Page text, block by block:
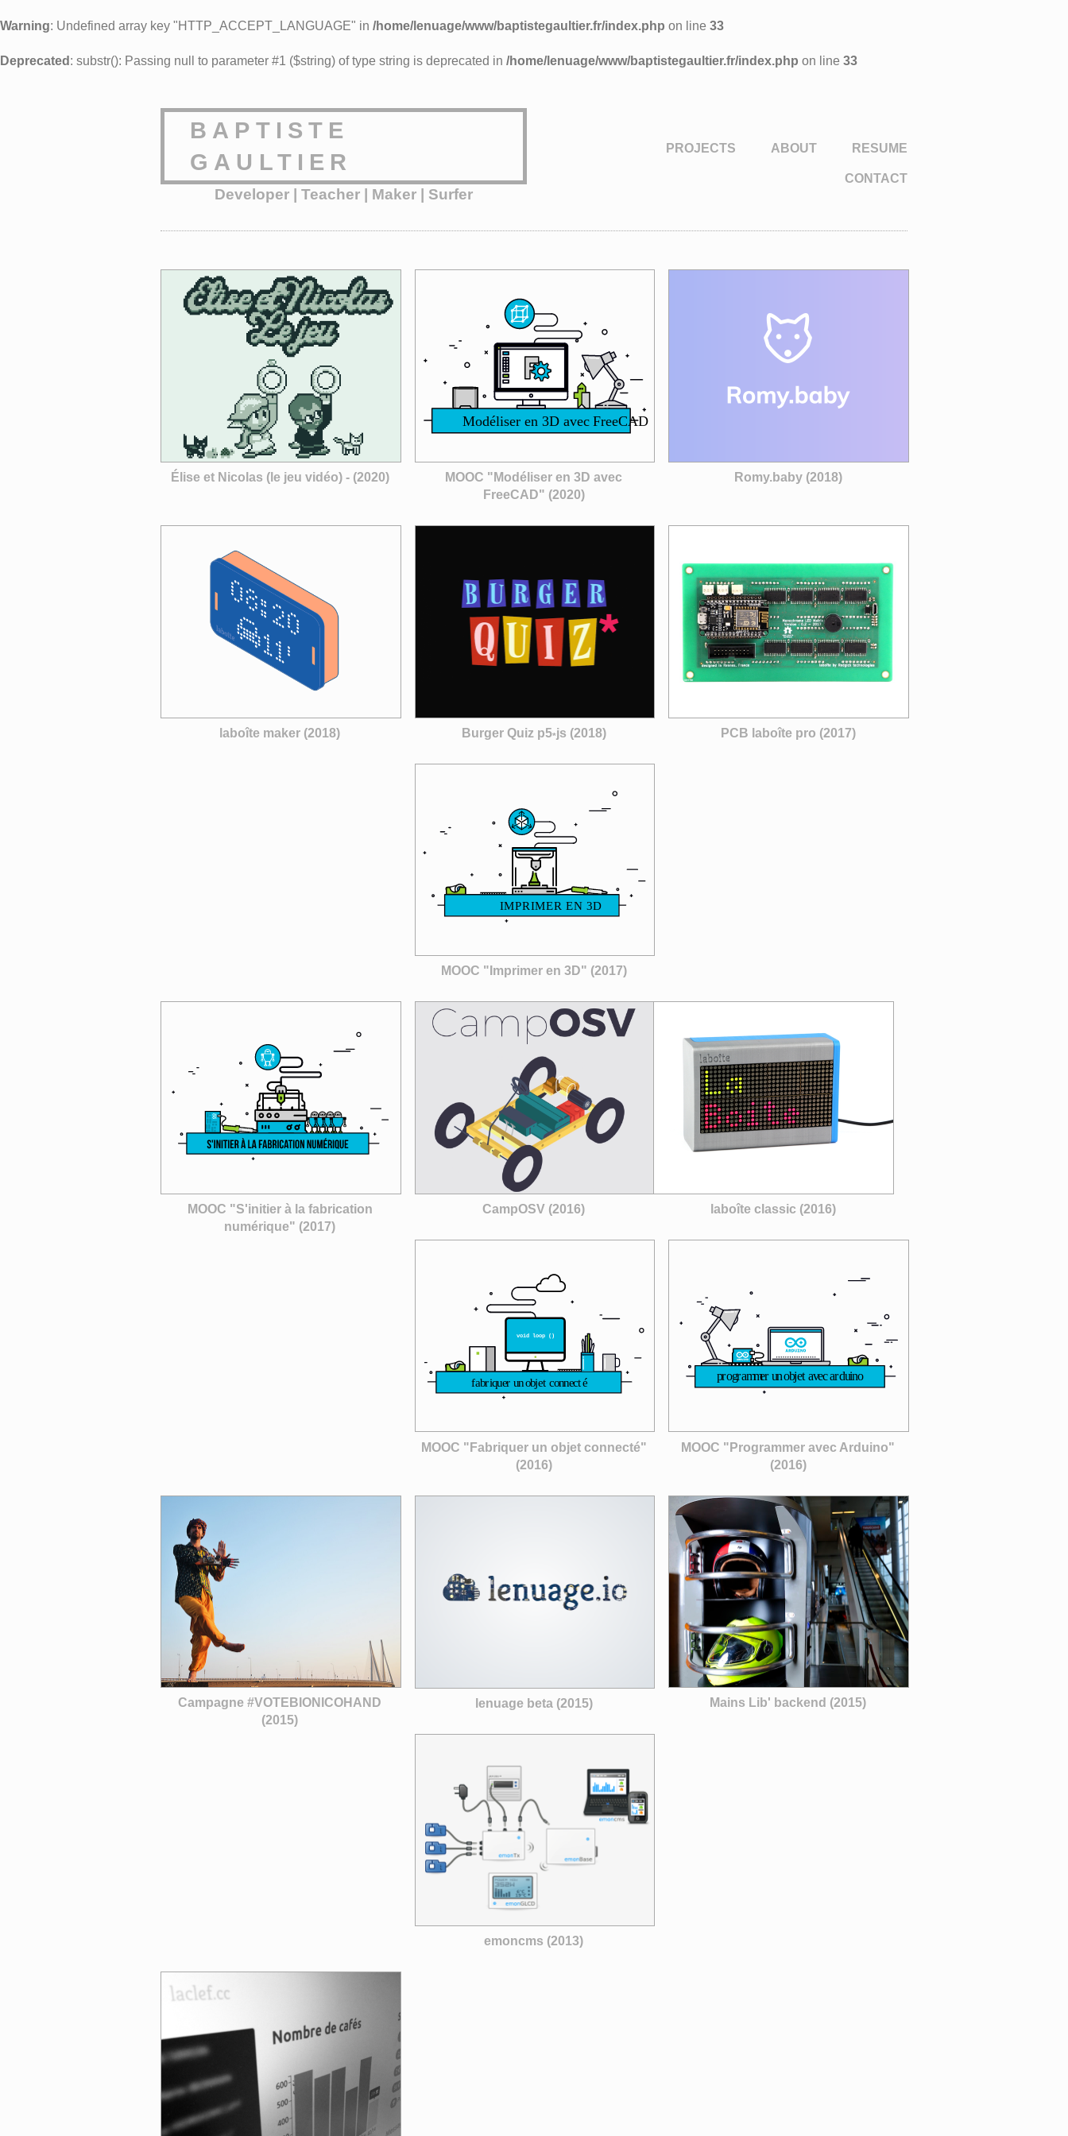
Warning: Undefined array key "HTTP_ACCEPT_LANGUAGE" in /home/lenuage/www/baptistegaultier.fr/index.php on line 33
Deprecated : substr(): Passing null to parameter #1 ($string) of type string is deprecated in /home/lenuage/www/baptistegaultier.fr/index.php on line 33
BAPTISTE
GAULTIER
Developer | Teacher | Maker | Surfer
PROJECTS ABOUT RESUME
CONTACT
Élise et Nicolas (le jeu vidéo) - (2020)
MOOC "Modéliser en 3D avec
FreeCAD" (2020)
Romy.baby (2018)
laboîte maker (2018) Burger Quiz p5*js (2018) PCB laboîte pro (2017)
MOOC "Imprimer en 3D" (2017)
MOOC "S'initier à la fabrication
numérique" (2017)
CampOSV (2016) laboîte classic (2016)
MOOC "Fabriquer un objet connecté"
(2016)
MOOC "Programmer avec Arduino"
(2016)
Campagne #VOTEBIONICOHAND
(2015)
lenuage beta (2015) Mains Lib' backend (2015)
emoncms (2013)